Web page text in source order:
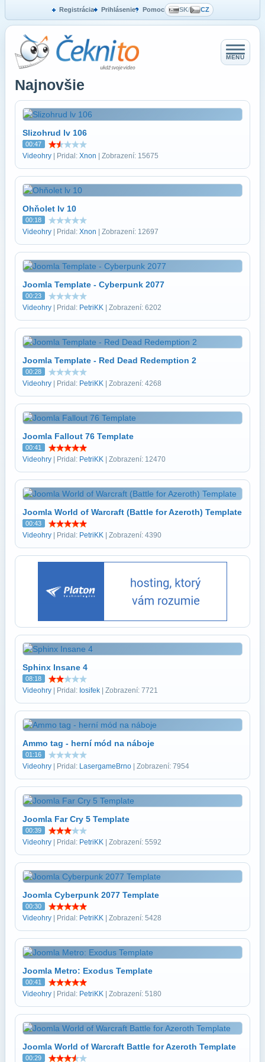
Registrácia Prihlásenie Pomoc SK/ CZ
MENU
Najnovšie
Slizohrud lv 106
00:47
Videohry | Pridal: Xnon | Zobrazení: 15675
Ohňolet lv 10
00:18
Videohry | Pridal: Xnon | Zobrazení: 12697
Joomla Template - Cyberpunk 2077
00:23
Videohry | Pridal: PetriKK | Zobrazení: 6202
Joomla Template - Red Dead Redemption 2
00:28
Videohry | Pridal: PetriKK | Zobrazení: 4268
Joomla Fallout 76 Template
00:41
Videohry | Pridal: PetriKK | Zobrazení: 12470
Joomla World of Warcraft (Battle for Azeroth) Template
00:43
Videohry | Pridal: PetriKK | Zobrazení: 4390
Sphinx Insane 4
08:18
Videohry | Pridal: Iosifek | Zobrazení: 7721
Ammo tag - herní mód na náboje
01:16
Videohry | Pridal: LasergameBrno | Zobrazení: 7954
Joomla Far Cry 5 Template
00:39
Videohry | Pridal: PetriKK | Zobrazení: 5592
Joomla Cyberpunk 2077 Template
00:30
Videohry | Pridal: PetriKK | Zobrazení: 5428
Joomla Metro: Exodus Template
00:41
Videohry | Pridal: PetriKK | Zobrazení: 5180
Joomla World of Warcraft Battle for Azeroth Template
00:29